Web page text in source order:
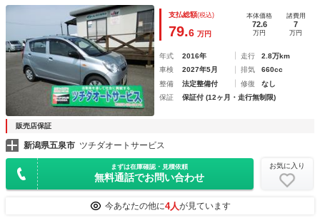
Ｄ 盗難防止システム 衝突安全ボディ ＡＢＳ
支払総額(税込)
79.6 万円
本体価格
72.6
万円
諸費用
7
万円
年式 2016年 走行
2.8万km
車検
2027年5月 排気
660cc
整備
法定整備付 修復
なし
保証
保証付 (12ヶ月・走行無制限)
販売店保証
新潟県五泉市 ツチダオートサービス
まずは在庫確認・見積依頼
無料通話でお問い合わせ
お気に入り
今あなたの他に4人が見ています